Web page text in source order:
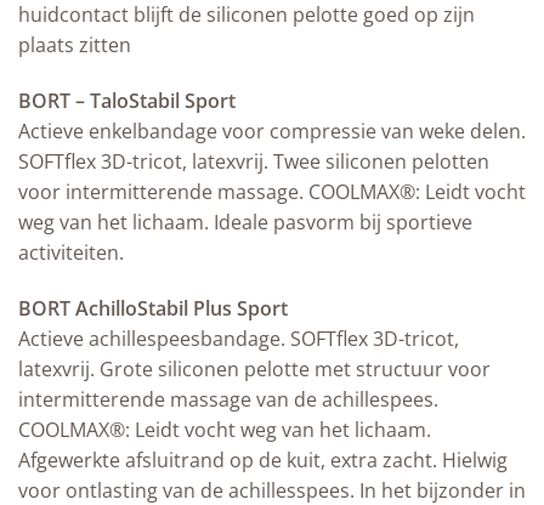
huidcontact blijft de siliconen pelotte goed op zijn
plaats zitten
BORT – TaloStabil Sport
Actieve enkelbandage voor compressie van weke delen.
SOFTflex 3D-tricot, latexvrij. Twee siliconen pelotten
voor intermitterende massage. COOLMAX®: Leidt vocht
weg van het lichaam. Ideale pasvorm bij sportieve
activiteiten.
BORT AchilloStabil Plus Sport
Actieve achillespeesbandage. SOFTflex 3D-tricot,
latexvrij. Grote siliconen pelotte met structuur voor
intermitterende massage van de achillespees.
COOLMAX®: Leidt vocht weg van het lichaam.
Afgewerkte afsluitrand op de kuit, extra zacht. Hielwig
voor ontlasting van de achillesspees. In het bijzonder in